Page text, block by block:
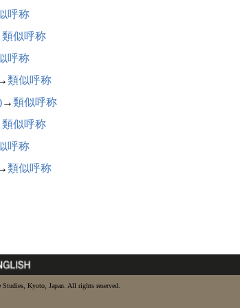
呼称
類似呼称
呼称
類似呼称
→類似呼称
類似呼称
呼称
類似呼称
Studies, Kyoto, Japan. All rights reserved.